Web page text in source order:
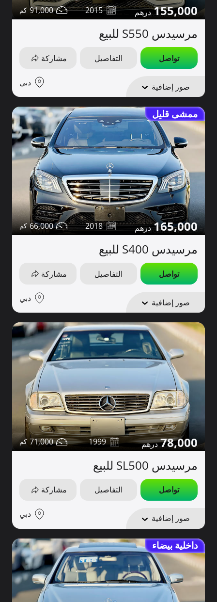
155,000
2015
91,000
مرسيدس S550 للبيع
تواصل التفاصيل مشاركة
صور إضافية دبي
ممشى قليل
165,000
2018
66,000
مرسيدس S400 للبيع
تواصل التفاصيل مشاركة
صور إضافية دبي
78,000
1999
71,000
مرسيدس SL500 للبيع
تواصل التفاصيل مشاركة
صور إضافية دبي
داخلية بيضاء